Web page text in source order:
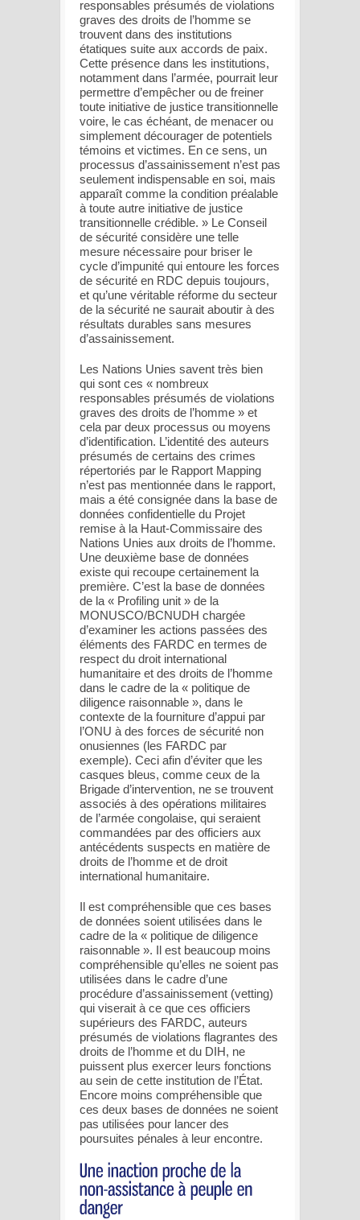
responsables présumés de violations
graves des droits de l’homme se
trouvent dans des institutions
étatiques suite aux accords de paix.
Cette présence dans les institutions,
notamment dans l’armée, pourrait leur
permettre d’empêcher ou de freiner
toute initiative de justice transitionnelle
voire, le cas échéant, de menacer ou
simplement décourager de potentiels
témoins et victimes. En ce sens, un
processus d’assainissement n’est pas
seulement indispensable en soi, mais
apparaît comme la condition préalable
à toute autre initiative de justice
transitionnelle crédible. » Le Conseil
de sécurité considère une telle
mesure nécessaire pour briser le
cycle d’impunité qui entoure les forces
de sécurité en RDC depuis toujours,
et qu’une véritable réforme du secteur
de la sécurité ne saurait aboutir à des
résultats durables sans mesures
d’assainissement.
Les Nations Unies savent très bien
qui sont ces « nombreux
responsables présumés de violations
graves des droits de l’homme » et
cela par deux processus ou moyens
d’identification. L’identité des auteurs
présumés de certains des crimes
répertoriés par le Rapport Mapping
n’est pas mentionnée dans le rapport,
mais a été consignée dans la base de
données confidentielle du Projet
remise à la Haut-Commissaire des
Nations Unies aux droits de l’homme.
Une deuxième base de données
existe qui recoupe certainement la
première. C’est la base de données
de la « Profiling unit » de la
MONUSCO/BCNUDH chargée
d’examiner les actions passées des
éléments des FARDC en termes de
respect du droit international
humanitaire et des droits de l’homme
dans le cadre de la « politique de
diligence raisonnable », dans le
contexte de la fourniture d’appui par
l’ONU à des forces de sécurité non
onusiennes (les FARDC par
exemple). Ceci afin d’éviter que les
casques bleus, comme ceux de la
Brigade d’intervention, ne se trouvent
associés à des opérations militaires
de l’armée congolaise, qui seraient
commandées par des officiers aux
antécédents suspects en matière de
droits de l’homme et de droit
international humanitaire.
Il est compréhensible que ces bases
de données soient utilisées dans le
cadre de la « politique de diligence
raisonnable ». Il est beaucoup moins
compréhensible qu’elles ne soient pas
utilisées dans le cadre d’une
procédure d’assainissement (vetting)
qui viserait à ce que ces officiers
supérieurs des FARDC, auteurs
présumés de violations flagrantes des
droits de l’homme et du DIH, ne
puissent plus exercer leurs fonctions
au sein de cette institution de l’État.
Encore moins compréhensible que
ces deux bases de données ne soient
pas utilisées pour lancer des
poursuites pénales à leur encontre.